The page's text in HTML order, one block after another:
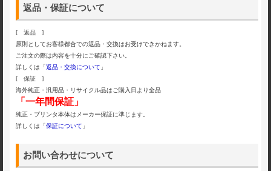
返品・保証について
[ 返品 ]
原則としてお客様都合での返品・交換はお受けできかねます。
ご注文の際は内容を十分にご確認下さい。
詳しくは「返品・交換について 」
[ 保証 ]
海外純正・汎用品・リサイクル品はご購入日より全品
「一年間保証」
純正・プリンタ本体はメーカー保証に準じます。
詳しくは「保証について 」
お問い合わせについて